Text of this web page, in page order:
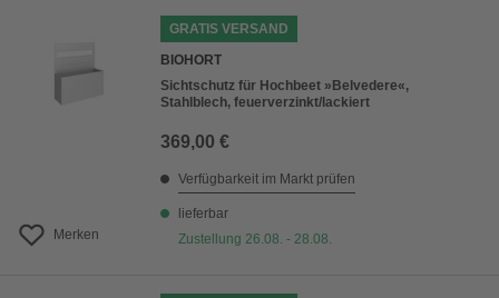
Merken
GRATIS VERSAND
BIOHORT
Sichtschutz für Hochbeet »Belvedere«,
Stahlblech, feuerverzinkt/lackiert
369,00 €
Verfügbarkeit im Markt prüfen
lieferbar
Zustellung 26.08. - 28.08.